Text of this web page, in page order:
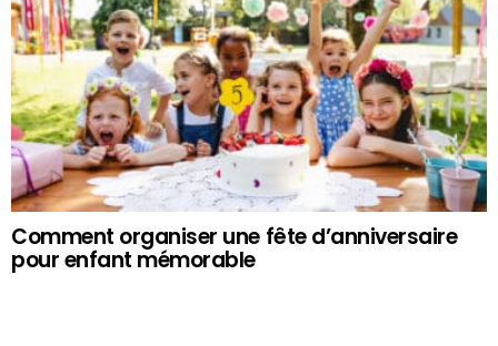
Comment organiser une fête d’anniversaire
pour enfant mémorable